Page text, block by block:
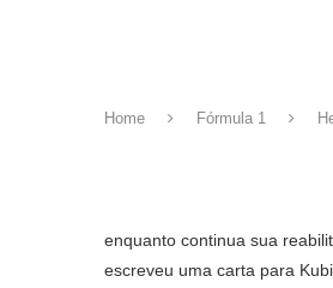
Home Fórmula 1
enquanto continua sua
escreveu uma carta para